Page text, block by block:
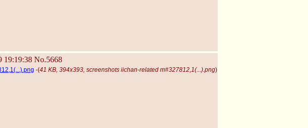
19:19:38 No.5668
-(41 KB, 394x393, screenshots iichan-related m#327812,1(...).png)